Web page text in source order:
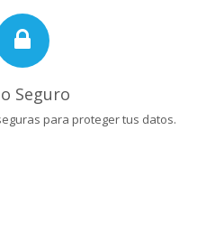
Seguro
para proteger tus datos.